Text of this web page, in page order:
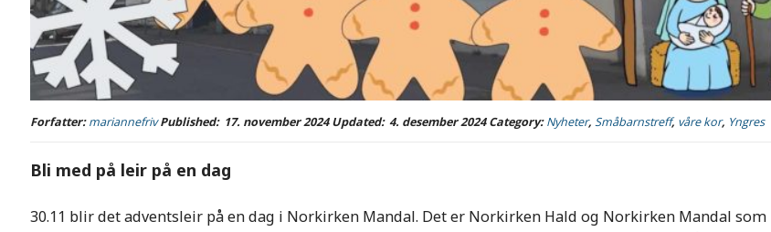
Forfatter:mariannefrivPublished: 17. november 2024Updated: 4. desember 2024 Category:Nyheter, Småbarnstreff, våre kor, Yngres
Bli med på leir på en dag
30.11 blir det adventsleir på en dag i Norkirken Mandal. Det er Norkirken Hald og Norkirken Mandal som